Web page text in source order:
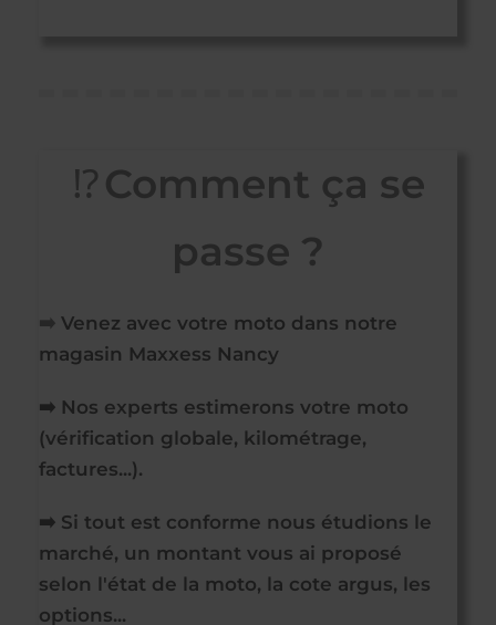
⁉️Comment ça se
passe ?
➡️ Venez avec votre moto dans notre
magasin Maxxess Nancy
➡️ Nos experts estimerons votre moto
(vérification globale, kilométrage,
factures...).
➡️ Si tout est conforme nous étudions le
marché, un montant vous ai proposé
selon l'état de la moto, la cote argus, les
options...